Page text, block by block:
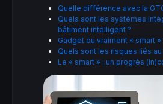
Quelle différence avec la
Quels sont les systèmes
bâtiment intelligent ?
Gadget ou vraiment « smart »
Quels sont les risques liés
Le « smart » : un progrès